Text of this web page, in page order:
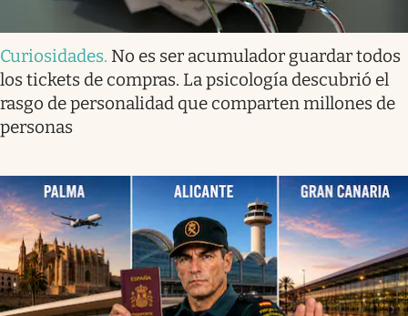
Curiosidades. No es ser acumulador guardar todos
los tickets de compras. La psicología descubrió el
rasgo de personalidad que comparten millones de
personas